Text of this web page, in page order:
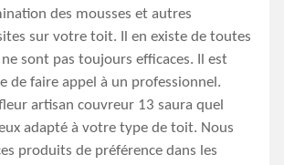
des mousses et autres
sur votre toit. Il en existe de toutes
sont pas toujours efficaces. Il est
de faire appel à un professionnel.
artisan couvreur 13 saura quel
adapté à votre type de toit. Nous
produits de préférence dans les